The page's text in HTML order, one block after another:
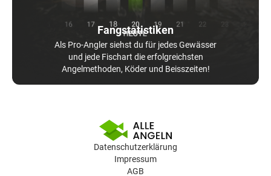
Fangstatistiken
Als Pro-Angler siehst du für jedes Gewässer
und jede Fischart die erfolgreichsten
Angelmethoden, Köder und Beisszeiten!
Datenschutzerklärung
Impressum
AGB